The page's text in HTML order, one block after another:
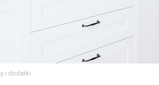
i dodatki